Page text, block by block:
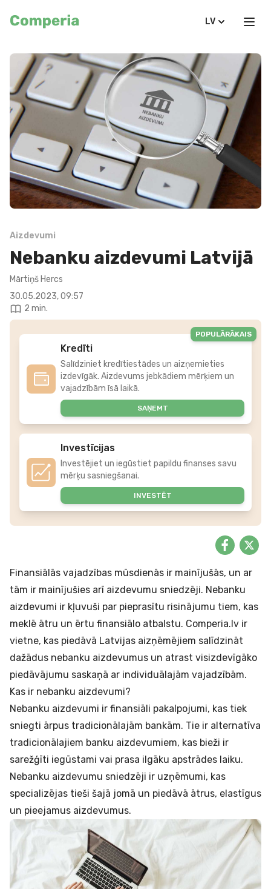
LV
Aizdevumi
Nebanku aizdevumi Latvijā
Mārtiņš Hercs
30.05.2023, 09:57
2 min.
Kredīti
Salīdziniet kredītiestādes un aizņemieties
izdevīgāk. Aizdevums jebkādiem mērķiem un
vajadzībām īsā laikā.
SAŅEMT
POPULĀRĀKAIS
Investīcijas
Investējiet un iegūstiet papildu finanses savu
mērķu sasniegšanai.
INVESTĒT
Finansiālās vajadzības mūsdienās ir mainījušās, un ar
tām ir mainījušies arī aizdevumu sniedzēji. Nebanku
aizdevumi ir kļuvuši par pieprasītu risinājumu tiem, kas
meklē ātru un ērtu finansiālo atbalstu. Comperia.lv ir
vietne, kas piedāvā Latvijas aizņēmējiem salīdzināt
dažādus nebanku aizdevumus un atrast visizdevīgāko
piedāvājumu saskaņā ar individuālajām vajadzībām.
Kas ir nebanku aizdevumi?
Nebanku aizdevumi ir finansiāli pakalpojumi, kas tiek
sniegti ārpus tradicionālajām bankām. Tie ir alternatīva
tradicionālajiem banku aizdevumiem, kas bieži ir
sarežģīti iegūstami vai prasa ilgāku apstrādes laiku.
Nebanku aizdevumu sniedzēji ir uzņēmumi, kas
specializējas tieši šajā jomā un piedāvā ātrus, elastīgus
un pieejamus aizdevumus.